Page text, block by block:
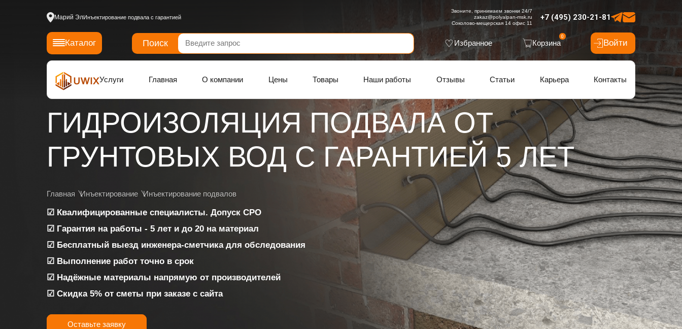
Марий ЭлИнъектирование подвала с гарантией +7 (495) 230-21-81
Звоните, принимаем звонки 24/7
zakaz@polyalpan-msk.ru
Соколово-мещерская 14 офис 11
Каталог Поиск Избранное Корзина
0
Войти
Услуги Главная О компании Цены Товары Наши работы Отзывы Статьи Карьера Контакты
ГИДРОИЗОЛЯЦИЯ ПОДВАЛА ОТ
ГРУНТОВЫХ ВОД C ГАРАНТИЕЙ 5 ЛЕТ
Главная Инъектирование Инъектирование подвалов
☑ Квалифицированные специалисты. Допуск СРО
☑ Гарантия на работы - 5 лет и до 20 на материал
☑ Бесплатный выезд инженера-сметчика для обследования
☑ Выполнение работ точно в срок
☑ Надёжные материалы напрямую от производителей
☑ Скидка 5% от сметы при заказе с сайта
Оставьте заявку